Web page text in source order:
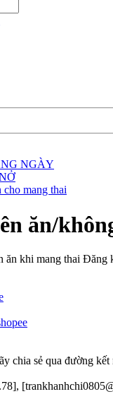
NGÀY
mang thai
ăn/
ăn khi mang thai Đăng
chia sẻ qua đường kết